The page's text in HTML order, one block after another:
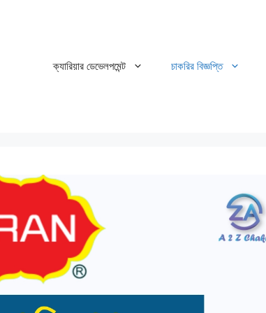
ক্যারিয়ার ডেভেলপমেন্ট চাকরির বিজ্ঞপ্তি